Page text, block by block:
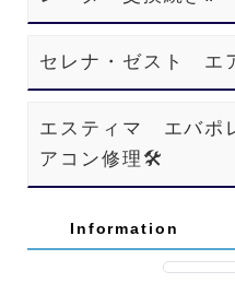
セレナ・ゼスト エ
エスティマ エバポ
アコン修理🛠️
Information